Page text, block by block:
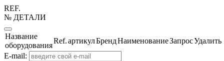
REF.
№ ДЕТАЛИ
Название
оборудования
Ref.артикулБрендНаименованиеЗапросУдалить
E-mail: